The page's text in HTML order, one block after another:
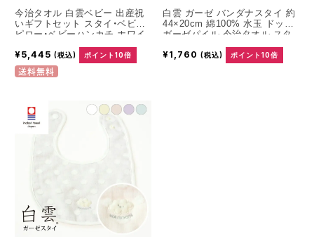
今治タオル 白雲ベビー 出産祝
いギフトセット スタイ・ベビー
ピロー・ベビーハンカチ ホワイ
¥5,445 (税込) ポイント10倍
送料無料
白雲 ガーゼ バンダナスタイ 約
44×20cm 綿100% 水玉 ドット
ガーゼパイル 今治タオル スタ
¥1,760(税込) ポイント10倍